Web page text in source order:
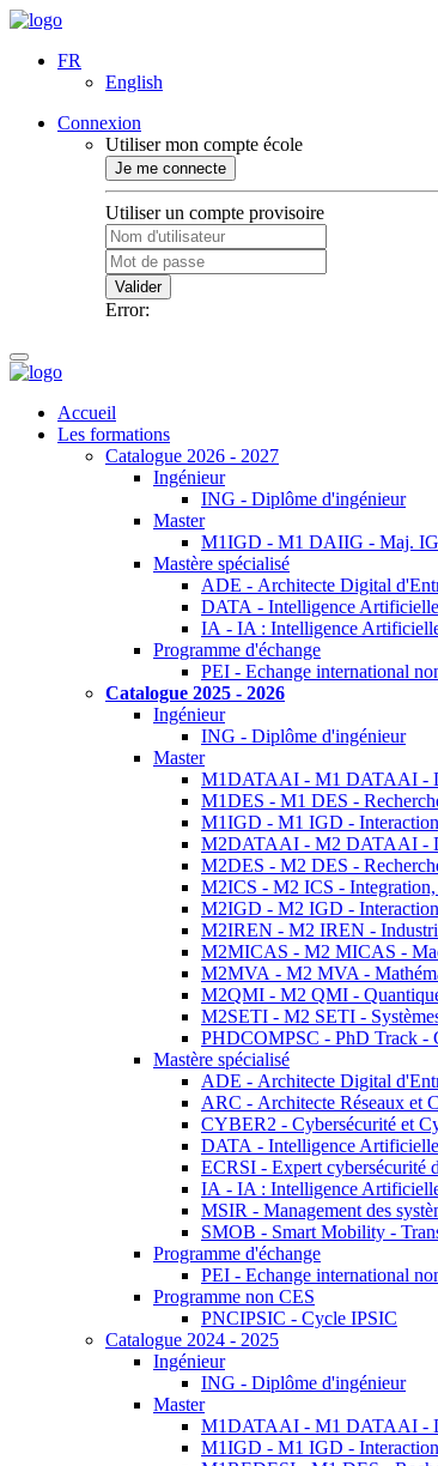
FR
English
Connexion
Utiliser mon compte école
Je me connecte
Utiliser un compte provisoire
Valider
Error:
Accueil
Les formations
Catalogue 2026 - 2027
Ingénieur
ING - Diplôme d'ingénieur
Master
M1IGD - M1 DAIIG - Maj.
Mastère spécialisé
ADE - Architecte Digital
DATA - Intelligence
IA - IA : Intelligence
Programme d'échange
PEI - Echange international
Catalogue 2025 - 2026
Ingénieur
ING - Diplôme d'ingénieur
Master
M1DATAAI - M1 DATAAI -
M1DES - M1 DES -
M1IGD - M1 IGD -
M2DATAAI - M2 DATAAI -
M2DES - M2 DES -
M2ICS - M2 ICS - Integration,
M2IGD - M2 IGD -
M2IREN - M2 IREN -
M2MICAS - M2 MICAS -
M2MVA - M2 MVA -
M2QMI - M2 QMI -
M2SETI - M2 SETI -
PHDCOMPSC - PhD Track -
Mastère spécialisé
ADE - Architecte Digital
ARC - Architecte Réseaux et
CYBER2 - Cybersécurité et
DATA - Intelligence
ECRSI - Expert cybersécurité
IA - IA : Intelligence
MSIR - Management des
SMOB - Smart Mobility -
Programme d'échange
PEI - Echange international
Programme non CES
PNCIPSIC - Cycle IPSIC
Catalogue 2024 - 2025
Ingénieur
ING - Diplôme d'ingénieur
Master
M1DATAAI - M1 DATAAI -
M1IGD - M1 IGD -